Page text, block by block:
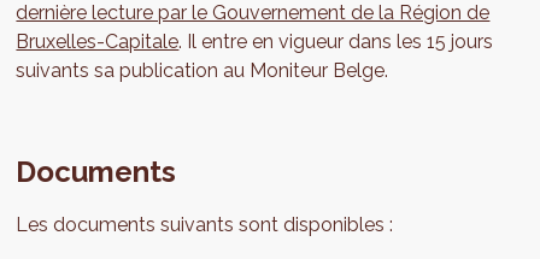
dernière lecture par le Gouvernement de la Région de
Bruxelles-Capitale. Il entre en vigueur dans les 15 jours
suivants sa publication au Moniteur Belge.
Documents
Les documents suivants sont disponibles :